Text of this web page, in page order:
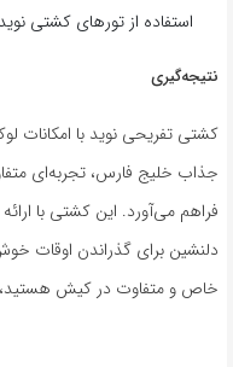
استفاده از تورهای کشتی
نتیجه‌گیری
کشتی تفریحی نوید با امکانات
جذاب خلیج فارس، تجربه‌ای
فراهم می‌آورد. این کشتی با
دلنشین برای گذراندن اوقات
خاص و متفاوت در کیش